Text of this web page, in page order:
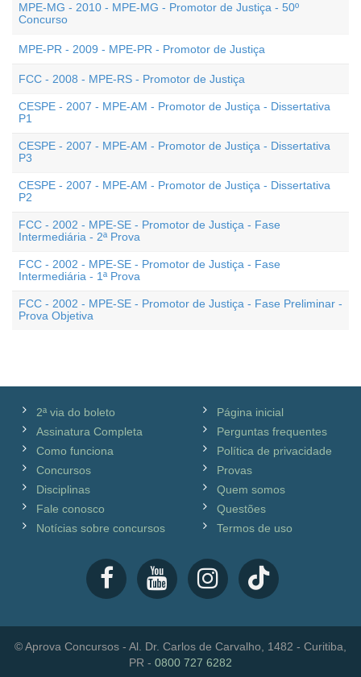
MPE-MG - 2010 - MPE-MG - Promotor de Justiça - 50º
Concurso
MPE-PR - 2009 - MPE-PR - Promotor de Justiça
FCC - 2008 - MPE-RS - Promotor de Justiça
CESPE - 2007 - MPE-AM - Promotor de Justiça - Dissertativa
P1
CESPE - 2007 - MPE-AM - Promotor de Justiça - Dissertativa
P3
CESPE - 2007 - MPE-AM - Promotor de Justiça - Dissertativa
P2
FCC - 2002 - MPE-SE - Promotor de Justiça - Fase
Intermediária - 2ª Prova
FCC - 2002 - MPE-SE - Promotor de Justiça - Fase
Intermediária - 1ª Prova
FCC - 2002 - MPE-SE - Promotor de Justiça - Fase Preliminar -
Prova Objetiva
2ª via do boleto
Assinatura Completa
Como funciona
Concursos
Disciplinas
Fale conosco
Notícias sobre concursos
Página inicial
Perguntas frequentes
Política de privacidade
Provas
Quem somos
Questões
Termos de uso
© Aprova Concursos - Al. Dr. Carlos de Carvalho, 1482 - Curitiba,
PR - 0800 727 6282